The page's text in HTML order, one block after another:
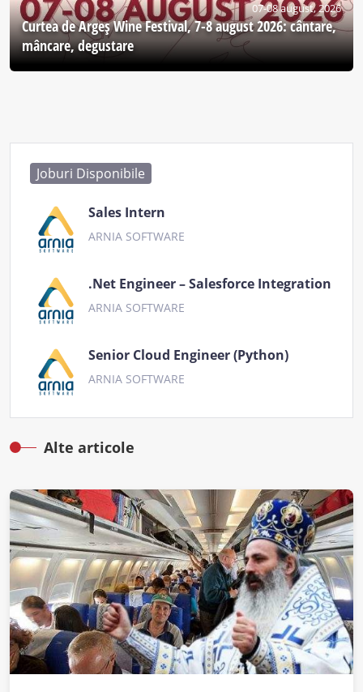
07-08 august, 2026
Curtea de Argeş Wine Festival, 7-8 august 2026: cântare,
mâncare, degustare
Joburi Disponibile
Sales Intern
ARNIA SOFTWARE
.Net Engineer – Salesforce Integration
ARNIA SOFTWARE
Senior Cloud Engineer (Python)
ARNIA SOFTWARE
Alte articole